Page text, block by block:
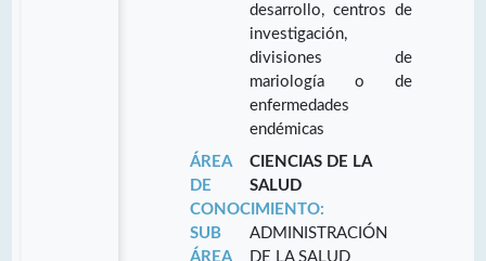
desarrollo, centros de
investigación,
divisiones de
mariología o de
enfermedades
endémicas
ÁREA
DE
CONOCIMIENTO:
CIENCIAS DE LA
SALUD
SUB
ÁREA
ADMINISTRACIÓN
DE LA SALUD